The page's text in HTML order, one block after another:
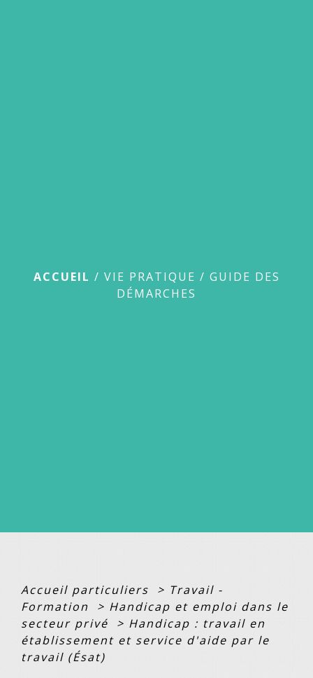
ACCUEIL / VIE PRATIQUE / GUIDE DES
DÉMARCHES
Accueil particuliers > Travail -
Formation
> Handicap et emploi dans le
secteur privé
> Handicap : travail en
établissement et service d'aide par le
travail (Ésat)